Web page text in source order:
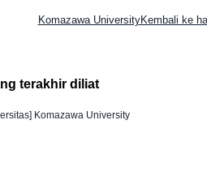
Komazawa UniversityKembali ke
terakhir diliat
Komazawa University